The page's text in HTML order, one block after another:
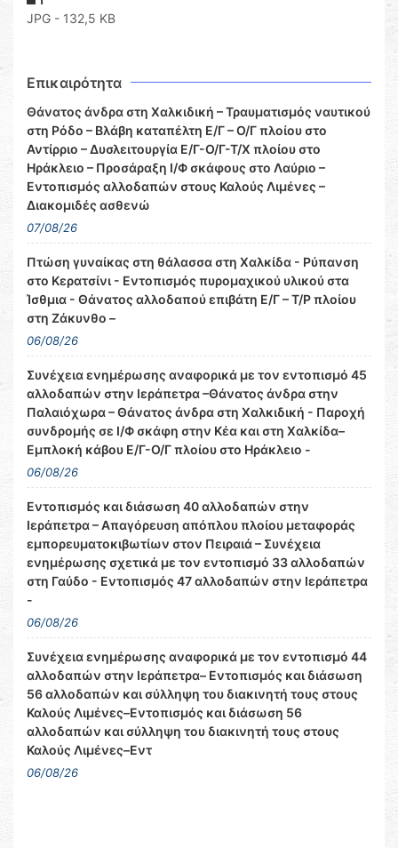
JPG - 132,5 KB
Επικαιρότητα
Θάνατος άνδρα στη Χαλκιδική – Τραυματισμός ναυτικού
στη Ρόδο – Βλάβη καταπέλτη Ε/Γ – Ο/Γ πλοίου στο
Αντίρριο – Δυσλειτουργία Ε/Γ-Ο/Γ-Τ/Χ πλοίου στο
Ηράκλειο – Προσάραξη Ι/Φ σκάφους στο Λαύριο –
Εντοπισμός αλλοδαπών στους Καλούς Λιμένες –
Διακομιδές ασθενώ
07/08/26
Πτώση γυναίκας στη θάλασσα στη Χαλκίδα - Ρύπανση
στο Κερατσίνι - Εντοπισμός πυρομαχικού υλικού στα
Ίσθμια - Θάνατος αλλοδαπού επιβάτη Ε/Γ – Τ/Ρ πλοίου
στη Ζάκυνθο –
06/08/26
Συνέχεια ενημέρωσης αναφορικά με τον εντοπισμό 45
αλλοδαπών στην Ιεράπετρα –Θάνατος άνδρα στην
Παλαιόχωρα – Θάνατος άνδρα στη Χαλκιδική - Παροχή
συνδρομής σε Ι/Φ σκάφη στην Κέα και στη Χαλκίδα–
Εμπλοκή κάβου Ε/Γ-Ο/Γ πλοίου στο Ηράκλειο -
06/08/26
Εντοπισμός και διάσωση 40 αλλοδαπών στην
Ιεράπετρα – Απαγόρευση απόπλου πλοίου μεταφοράς
εμπορευματοκιβωτίων στον Πειραιά – Συνέχεια
ενημέρωσης σχετικά με τον εντοπισμό 33 αλλοδαπών
στη Γαύδο - Εντοπισμός 47 αλλοδαπών στην Ιεράπετρα
-
06/08/26
Συνέχεια ενημέρωσης αναφορικά με τον εντοπισμό 44
αλλοδαπών στην Ιεράπετρα– Εντοπισμός και διάσωση
56 αλλοδαπών και σύλληψη του διακινητή τους στους
Καλούς Λιμένες–Εντοπισμός και διάσωση 56
αλλοδαπών και σύλληψη του διακινητή τους στους
Καλούς Λιμένες–Εντ
06/08/26